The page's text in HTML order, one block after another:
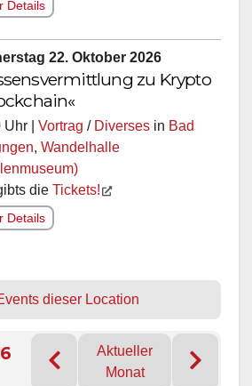
Details
22. Oktober 2026
zu Krypto
| Vortrag / Diverses in Bad
, Wandelhalle
die Tickets!
Details
dieser Location
Aktueller
Monat